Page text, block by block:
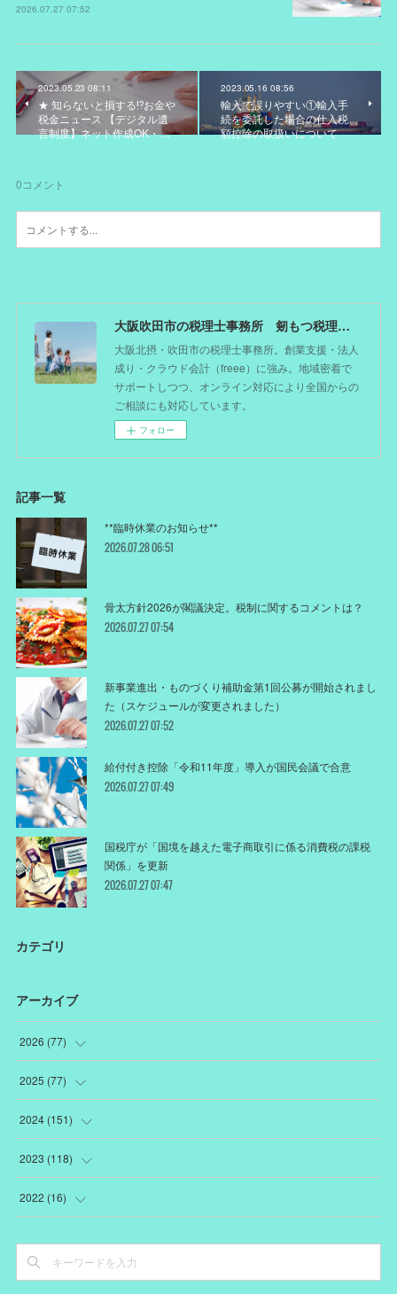
2026.07.27 07:52
2023.05.23 08:11
★ 知らないと損する⁉お金や
税金ニュース 【デジタル遺
言制度】ネット作成OK・…
2023.05.16 08:56
輸入で誤りやすい①輸入手
続を委託した場合の仕入税
額控除の取扱いについて
0コメント
大阪吹田市の税理士事務所 剱もつ税理士（北摂オフィス）―かつてdoctorを目指した税理士が企業のホームドクターとしてあなたの事業をサポート。税理士が直接担当する『かかりつけ税理士』
大阪北摂・吹田市の税理士事務所。創業支援・法人
成り・クラウド会計（freee）に強み。地域密着で
サポートしつつ、オンライン対応により全国からの
ご相談にも対応しています。
フォロー
記事一覧
**臨時休業のお知らせ**
2026.07.28 06:51
骨太方針2026が閣議決定。税制に関するコメントは？
2026.07.27 07:54
新事業進出・ものづくり補助金第1回公募が開始されまし
た（スケジュールが変更されました）
2026.07.27 07:52
給付付き控除「令和11年度」導入が国民会議で合意
2026.07.27 07:49
国税庁が「国境を越えた電子商取引に係る消費税の課税
関係」を更新
2026.07.27 07:47
カテゴリ
アーカイブ
2026 (77)
(18 )
(12
(12
(10
(15)
2025 (77)
(1)
(22
(22
(15)
2024 (151)
(19
(7
(5
2023 (118)
(18 )
(
2022 (16)
(